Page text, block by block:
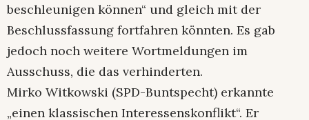
beschleunigen können“ und gleich mit der
Beschlussfassung fortfahren könnten. Es gab
jedoch noch weitere Wortmeldungen im
Ausschuss, die das verhinderten.
Mirko Witkowski (SPD-Buntspecht) erkannte
„einen klassischen Interessenskonflikt“. Er